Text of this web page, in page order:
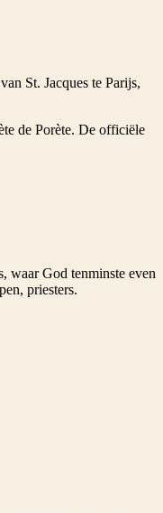
St. Jacques te Parijs,
de Porète. De officiële
waar God tenminste even
priesters.